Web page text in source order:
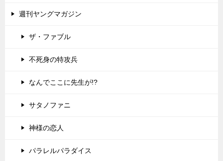
週刊ヤングマガジン
ザ・ファブル
不死身の特攻兵
なんでここに先生が!?
サタノファニ
神様の恋人
パラレルパラダイス